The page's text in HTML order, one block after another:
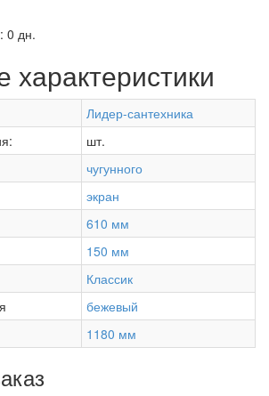
0 дн.
Лидер-сантехника
шт.
чугунного
экран
610 мм
150 мм
Классик
бежевый
1180 мм